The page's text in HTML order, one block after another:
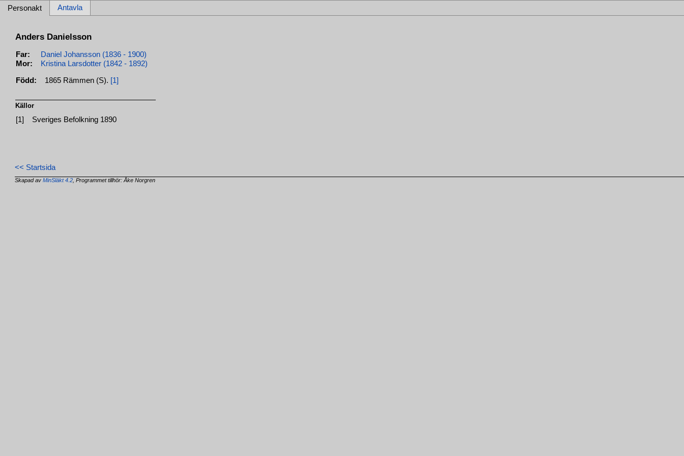
Personakt Antavla
Anders Danielsson
Far:
Daniel Johansson (1836 - 1900)
Mor:
Kristina Larsdotter (1842 - 1892)
Född: 1865 Rämmen (S). [1]
Källor
[1] Sveriges Befolkning 1890
<< Startsida
Skapad avMinSläkt 4.2 , Programmet tillhör: Åke Norgren